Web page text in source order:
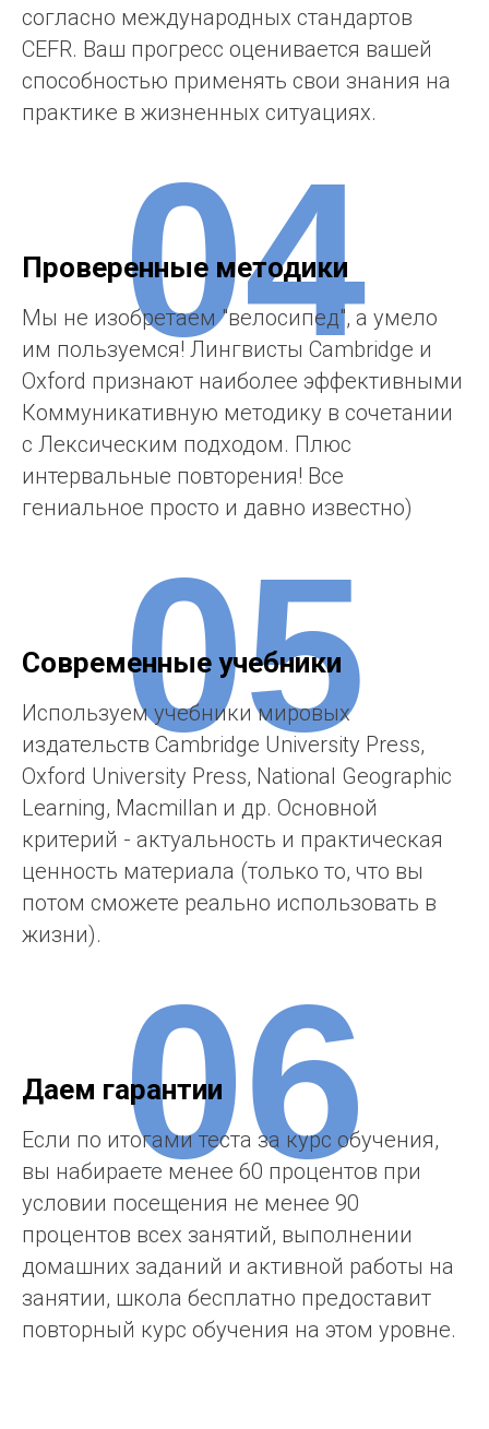
согласно международных стандартов
CEFR. Ваш прогресс оценивается вашей
способностью применять свои знания на
практике в жизненных ситуациях.
Проверенные методики
Мы не изобретаем "велосипед", а умело
им пользуемся! Лингвисты Cambridge и
Oxford признают наиболее эффективными
Коммуникативную методику в сочетании
с Лексическим подходом. Плюс
интервальные повторения! Все
гениальное просто и давно известно)
04
Современные учебники
Используем учебники мировых
издательств Cambridge University Press,
Oxford University Press, National Geographic
Learning, Macmillan и др. Основной
критерий - актуальность и практическая
ценность материала (только то, что вы
потом сможете реально использовать в
жизни).
05
Даем гарантии
Если по итогами теста за курс обучения,
вы набираете менее 60 процентов при
условии посещения не менее 90
процентов всех занятий, выполнении
домашних заданий и активной работы на
занятии, школа бесплатно предоставит
повторный курс обучения на этом уровне.
06